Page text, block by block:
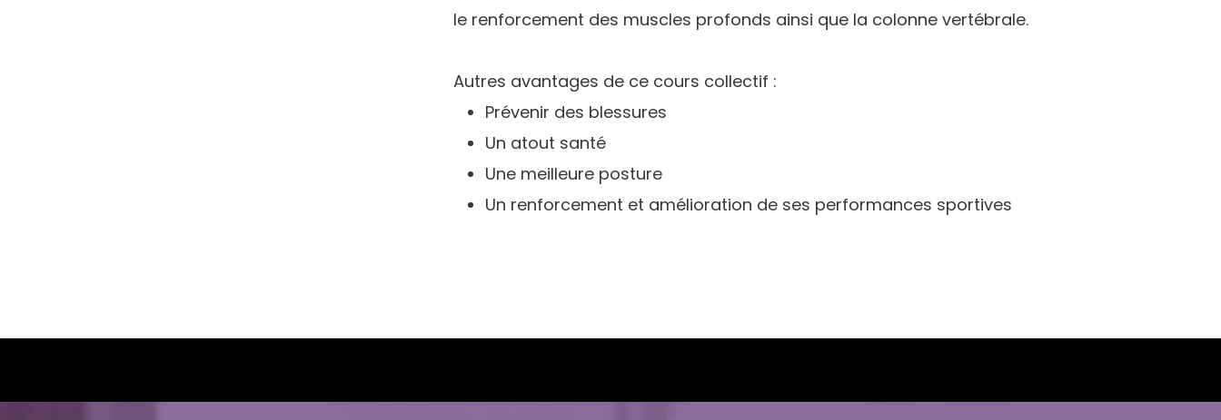
le renforcement des muscles profonds ainsi que la colonne vertébrale.
Autres avantages de ce cours collectif :
Prévenir des blessures
Un atout santé
Une meilleure posture
Un renforcement et amélioration de ses performances sportives